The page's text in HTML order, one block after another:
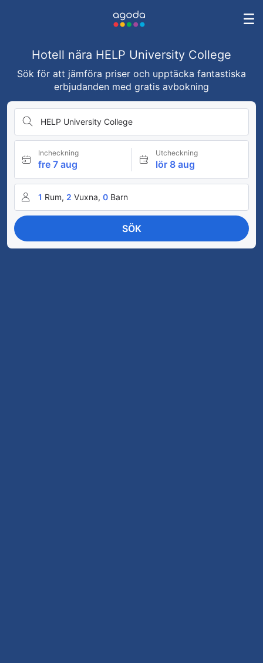
Hotell nära HELP University College
Sök för att jämföra priser och upptäcka fantastiska
erbjudanden med gratis avbokning
HELP University College
Incheckning
fre 7 aug
Utcheckning
lör 8 aug
1 Rum, 2 Vuxna, 0 Barn
SÖK